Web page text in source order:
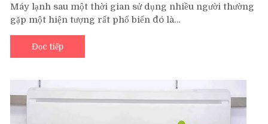
Dẫn
Sửa
Tại
Máy lạnh sau một thời gian sử dụng nhiều người thường
gặp một hiện tượng rất phổ biến đó là…
Đọc tiếp